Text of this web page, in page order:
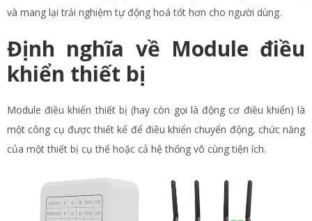
và mang lại trải nghiệm tự động hoá tốt hơn cho người dùng.
Định nghĩa về Module điều
khiển thiết bị
Module điều khiển thiết bị (hay còn gọi là động cơ điều khiển) là
một công cụ được thiết kế để điều khiển chuyển động, chức năng
của một thiết bị cụ thể hoặc cả hệ thống vô cùng tiện ích.